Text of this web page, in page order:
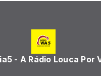
- A Rádio Louca Por